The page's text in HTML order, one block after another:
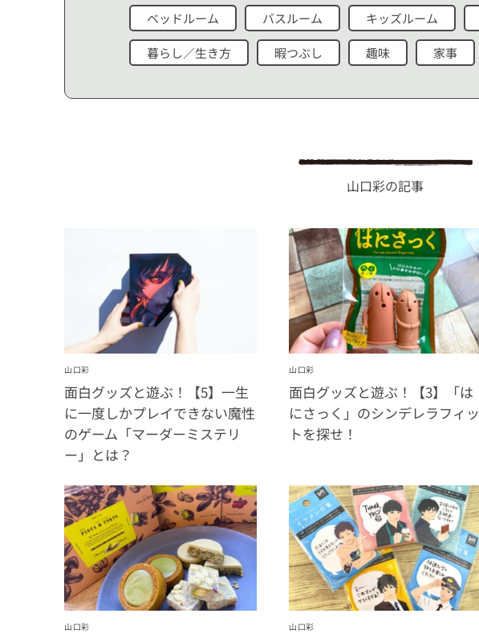
ベッドルーム バスルーム キッズルーム
暮らし／生き方 暇つぶし 趣味 家事
山口彩の記事
山口彩
面白グッズと遊ぶ！【5】一生
に一度しかプレイできない魔性
のゲーム「マーダーミステリ
ー」とは？
山口彩
面白グッズと遊ぶ！【3】「は
にさっく」のシンデレラフィッ
トを探せ！
山口彩 山口彩